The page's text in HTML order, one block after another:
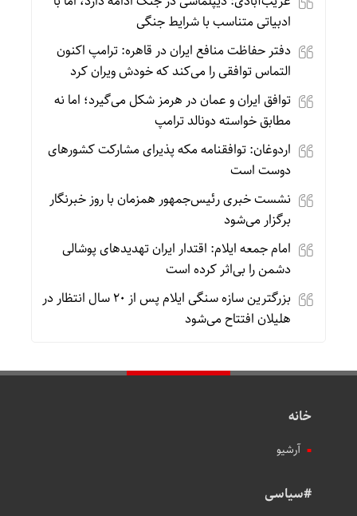
ادبیاتی متناسب با شرایط جنگی
دفتر حفاظت منافع ایران در قاهره: ترامپ اکنون
التماس توافقی را می‌کند که خودش ویران کرد
توافق ایران و عمان در هرمز شکل می‌گیرد؛ اما نه
مطابق خواسته دونالد ترامپ
اردوغان: توافقنامه مکه پذیرای مشارکت کشورهای
دوست است
نشست خبری رئیس‌جمهور همزمان با روز خبرنگار
برگزار می‌شود
امام جمعه ایلام: اقتدار ایران تهدیدهای پوشالی
دشمن را بی‌اثر کرده است
بزرگترین سازه سنگی ایلام پس از ۲۰ سال انتظار در
هلیلان افتتاح می‌شود
خانه
آرشیو
#سیاسی